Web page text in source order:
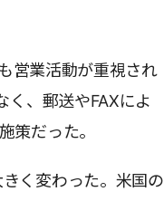
営業活動が重視され
く、郵送やFAXによ
策だった。
く変わった。米国の